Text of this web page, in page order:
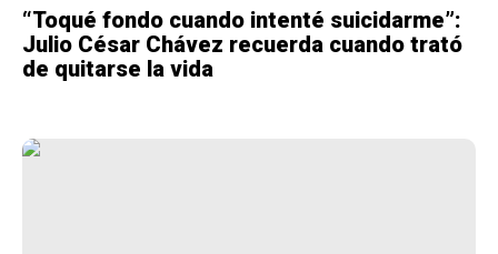
“Toqué fondo cuando intenté suicidarme”:
Julio César Chávez recuerda cuando trató
de quitarse la vida